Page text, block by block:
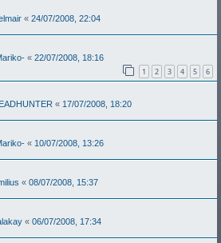
« 24/07/2008, 22:04
« 22/07/2008, 18:16
1 2 3 4 5 6
« 17/07/2008, 18:20
« 10/07/2008, 13:26
« 08/07/2008, 15:37
« 06/07/2008, 17:34